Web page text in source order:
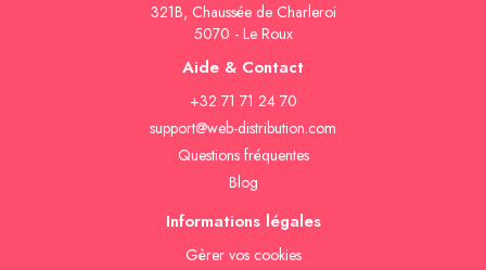
321B, Chaussée de Charleroi
5070 - Le Roux
Aide & Contact
+32 71 71 24 70
support@web-distribution.com
Questions fréquentes
Blog
Informations légales
Gèrer vos cookies